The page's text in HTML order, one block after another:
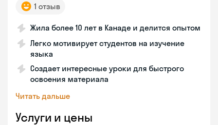
1 отзыв
Жила более 10 лет в Канаде и делится опытом
Легко мотивирует студентов на изучение
языка
Создает интересные уроки для быстрого
освоения материала
Читать дальше
Услуги и цены